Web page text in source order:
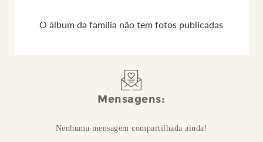
O álbum da família não tem fotos publicadas
Mensagens:
Nenhuma mensagem compartilhada ainda!